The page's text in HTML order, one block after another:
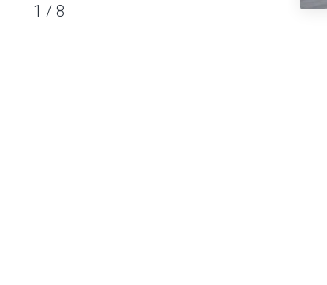
1 / 8